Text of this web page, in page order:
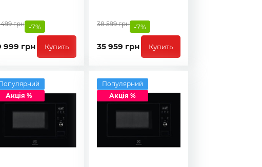
499 грн -7%
999 грн Купить
38 599 грн -7%
35 959 грн Купить
Акція %
Популярний
Акція %